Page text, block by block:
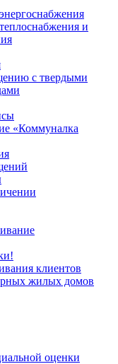
и
с твердыми
«Коммуналка
клиентов
жилых домов
оценки